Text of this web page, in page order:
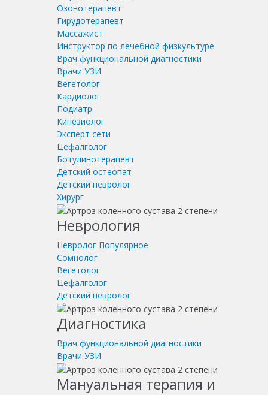
Озонотерапевт
Гирудотерапевт
Массажист
Инструктор по лечебной физкультуре
Врач функциональной диагностики
Врачи УЗИ
Вегетолог
Кардиолог
Подиатр
Кинезиолог
Эксперт сети
Цефалголог
Ботулинотерапевт
Детский остеопат
Детский невролог
Хирург
Неврология
Невролог Популярное
Сомнолог
Вегетолог
Цефалголог
Детский невролог
Диагностика
Врач функциональной диагностики
Врачи УЗИ
Мануальная терапия и